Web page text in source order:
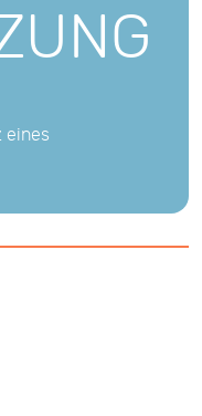
eines